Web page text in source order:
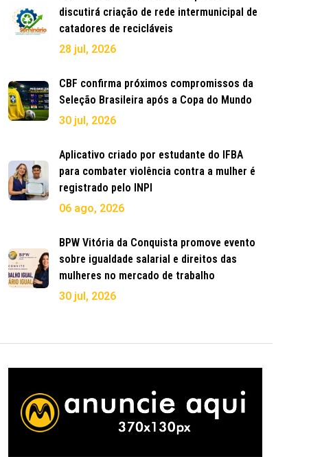
discutirá criação de rede intermunicipal de
catadores de recicláveis
28 jul, 2026
CBF confirma próximos compromissos da
Seleção Brasileira após a Copa do Mundo
30 jul, 2026
Aplicativo criado por estudante do IFBA
para combater violência contra a mulher é
registrado pelo INPI
06 ago, 2026
BPW Vitória da Conquista promove evento
sobre igualdade salarial e direitos das
mulheres no mercado de trabalho
30 jul, 2026